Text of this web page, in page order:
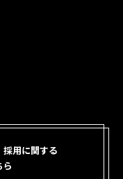
採用に関する
ら